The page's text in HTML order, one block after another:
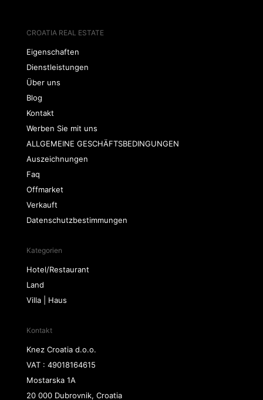
CROATIA REAL ESTATE
Eigenschaften
Dienstleistungen
Über uns
Blog
Kontakt
Werben Sie mit uns
ALLGEMEINE GESCHÄFTSBEDINGUNGEN
Auszeichnungen
Faq
Offmarket
Verkauft
Datenschutzbestimmungen
Kategorien
Hotel/Restaurant
Land
Villa | Haus
Kontakt
Knez Croatia d.o.o.
VAT : 49018164615
Mostarska 1A
20 000 Dubrovnik, Croatia